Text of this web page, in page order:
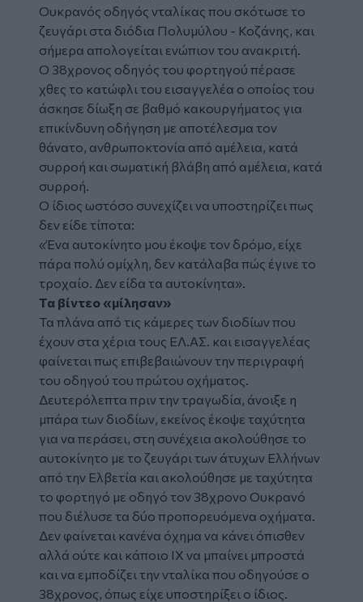
Ουκρανός οδηγός νταλίκας που σκότωσε το
ζευγάρι στα διόδια Πολυμύλου - Κοζάνης, και
σήμερα απολογείται ενώπιον του ανακριτή.
Ο 38χρονος οδηγός του φορτηγού πέρασε
χθες το κατώφλι του εισαγγελέα ο οποίος του
άσκησε δίωξη σε βαθμό κακουργήματος για
επικίνδυνη οδήγηση με αποτέλεσμα τον
θάνατο, ανθρωποκτονία από αμέλεια, κατά
συρροή και σωματική βλάβη από αμέλεια, κατά
συρροή.
Ο ίδιος ωστόσο συνεχίζει να υποστηρίζει πως
δεν είδε τίποτα:
«Ένα αυτοκίνητο μου έκοψε τον δρόμο, είχε
πάρα πολύ ομίχλη, δεν κατάλαβα πώς έγινε το
τροχαίο. Δεν είδα τα αυτοκίνητα».
Τα βίντεο «μίλησαν»
Τα πλάνα από τις κάμερες των διοδίων που
έχουν στα χέρια τους ΕΛ.ΑΣ. και εισαγγελέας
φαίνεται πως επιβεβαιώνουν την περιγραφή
του οδηγού του πρώτου οχήματος.
Δευτερόλεπτα πριν την τραγωδία, άνοιξε η
μπάρα των διοδίων, εκείνος έκοψε ταχύτητα
για να περάσει, στη συνέχεια ακολούθησε το
αυτοκίνητο με το ζευγάρι των άτυχων Ελλήνων
από την Ελβετία και ακολούθησε με ταχύτητα
το φορτηγό με οδηγό τον 38χρονο Ουκρανό
που διέλυσε τα δύο προπορευόμενα οχήματα.
Δεν φαίνεται κανένα όχημα να κάνει όπισθεν
αλλά ούτε και κάποιο ΙΧ να μπαίνει μπροστά
και να εμποδίζει την νταλίκα που οδηγούσε ο
38χρονος, όπως είχε υποστηρίξει ο ίδιος.